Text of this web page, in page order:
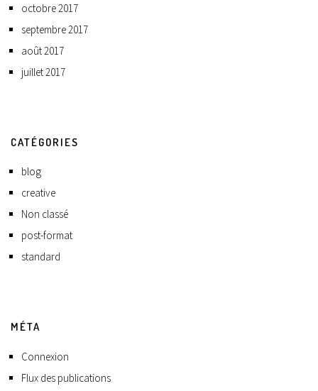
octobre 2017
septembre 2017
août 2017
juillet 2017
CATÉGORIES
blog
creative
Non classé
post-format
standard
MÉTA
Connexion
Flux des publications